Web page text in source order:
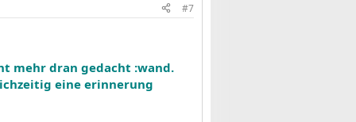
#7
mehr dran gedacht :wand.
eine erinnerung